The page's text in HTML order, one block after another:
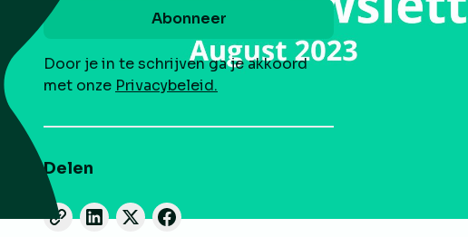
Door je in te schrijven ga je akkoord
met onze Privacybeleid.
Delen